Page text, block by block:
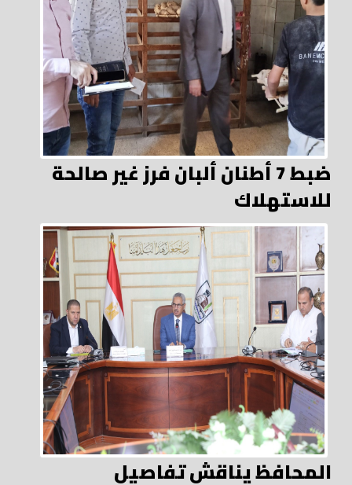
ضبط 7 أطنان ألبان فرز غير صالحة
للاستهلاك
المحافظ يناقش تفاصيل